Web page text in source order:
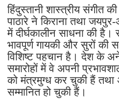
हिंदुस्तानी शास्त्रीय संगीत की
पाठारे ने किराना तथा
में दीर्घकालीन साधना की है।
भावपूर्ण गायकी और सुरों की
विशिष्ट पहचान है। देश के
समारोहों में वे अपनी
को मंत्रमुग्ध कर चुकी हैं
सम्मानित हो चुकी हैं।